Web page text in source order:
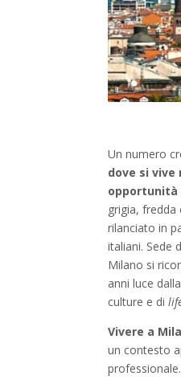
Un numero
dove si vive
opportunità
grigia,
rilanciato in
italiani. Sede
Milano si
anni luce
culture e di
Vivere a
un contesto
professionale.